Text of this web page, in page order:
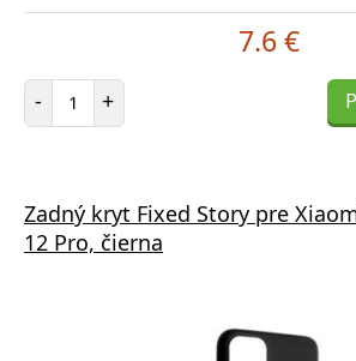
7.6 €
- Počet položiek
+
Zadný kryt Fixed Story pre
12 Pro, čierna